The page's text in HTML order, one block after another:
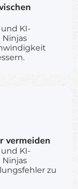
KI-
vermeiden
KI-
zu